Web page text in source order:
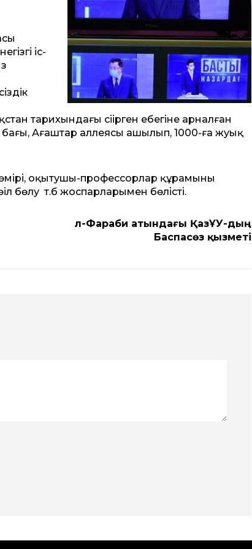
іс-
тарихындағы сіңірген еңбегіне арналған
Ағаштар аллеясы ашылып, 1000-ға жуық
оқытушы-профессорлар құрамының
бөлу т.б жоспарларымен бөлісті.
Әл-Фараби атындағы ҚазҰУ-дың
Баспасөз қызметі